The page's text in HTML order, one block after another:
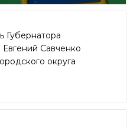
Губернатора
Савченко
округа